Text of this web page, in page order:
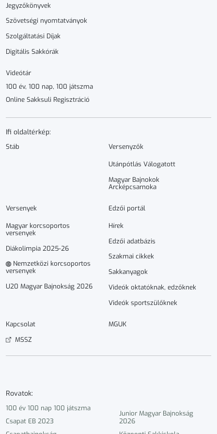
Jegyzőkönyvek
Szövetségi nyomtatványok
Szolgáltatási Díjak
Digitális Sakkórák
Videótár
100 év, 100 nap, 100 játszma
Online Sakksuli Regisztráció
Ifi oldaltérkép:
Stáb Versenyzők
Utánpótlás Válogatott
Magyar Bajnokok
Arcképcsarnoka
Versenyek
Magyar korcsoportos
versenyek
Diákolimpia 2025-26
Nemzetközi korcsoportos
versenyek
U20 Magyar Bajnokság 2026
Edzői portál
Hírek
Edzői adatbázis
Szakmai cikkek
Sakkanyagok
Videók oktatóknak, edzőknek
Videók sportszülőknek
Kapcsolat
MGUK
MSSZ
Rovatok:
100 év 100 nap 100 játszma
Csapat EB 2023
Junior Magyar Bajnokság
2026